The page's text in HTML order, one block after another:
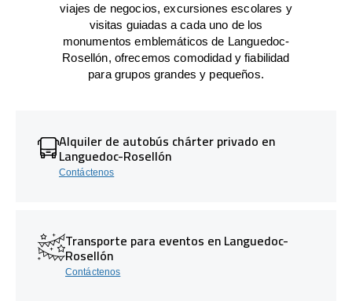
viajes de negocios, excursiones escolares y
visitas guiadas a cada uno de los
monumentos emblemáticos de Languedoc-
Rosellón, ofrecemos comodidad y fiabilidad
para grupos grandes y pequeños.
Alquiler de autobús chárter privado en
Languedoc-Rosellón
Contáctenos
Transporte para eventos en Languedoc-
Rosellón
Contáctenos